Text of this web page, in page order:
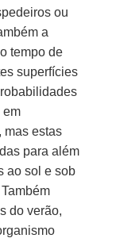
ou
a
tempo de
superfícies
em
mas estas
para além
ao sol e sob
do verão,